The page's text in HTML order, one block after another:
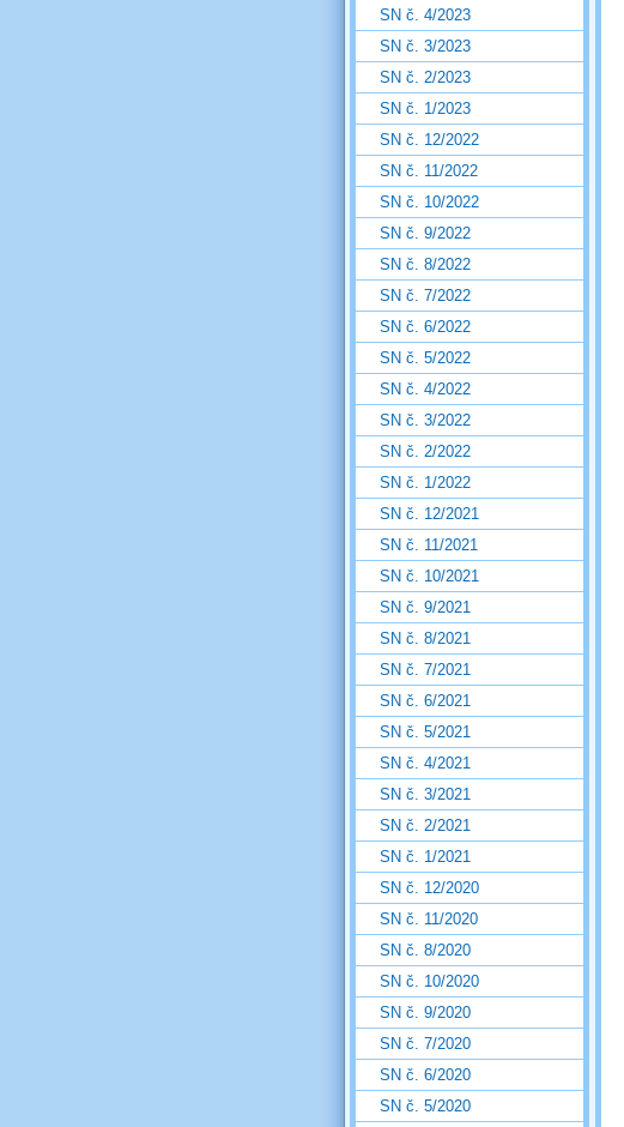
SN č. 4/2023
SN č. 3/2023
SN č. 2/2023
SN č. 1/2023
SN č. 12/2022
SN č. 11/2022
SN č. 10/2022
SN č. 9/2022
SN č. 8/2022
SN č. 7/2022
SN č. 6/2022
SN č. 5/2022
SN č. 4/2022
SN č. 3/2022
SN č. 2/2022
SN č. 1/2022
SN č. 12/2021
SN č. 11/2021
SN č. 10/2021
SN č. 9/2021
SN č. 8/2021
SN č. 7/2021
SN č. 6/2021
SN č. 5/2021
SN č. 4/2021
SN č. 3/2021
SN č. 2/2021
SN č. 1/2021
SN č. 12/2020
SN č. 11/2020
SN č. 8/2020
SN č. 10/2020
SN č. 9/2020
SN č. 7/2020
SN č. 6/2020
SN č. 5/2020